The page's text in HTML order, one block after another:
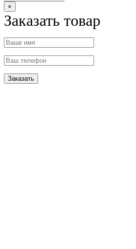
×
Заказать товар